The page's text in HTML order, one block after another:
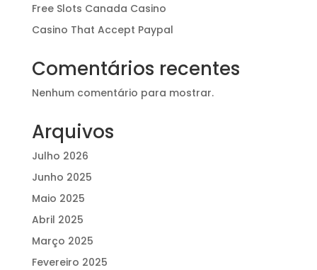
Free Slots Canada Casino
Casino That Accept Paypal
Comentários recentes
Nenhum comentário para mostrar.
Arquivos
Julho 2026
Junho 2025
Maio 2025
Abril 2025
Março 2025
Fevereiro 2025